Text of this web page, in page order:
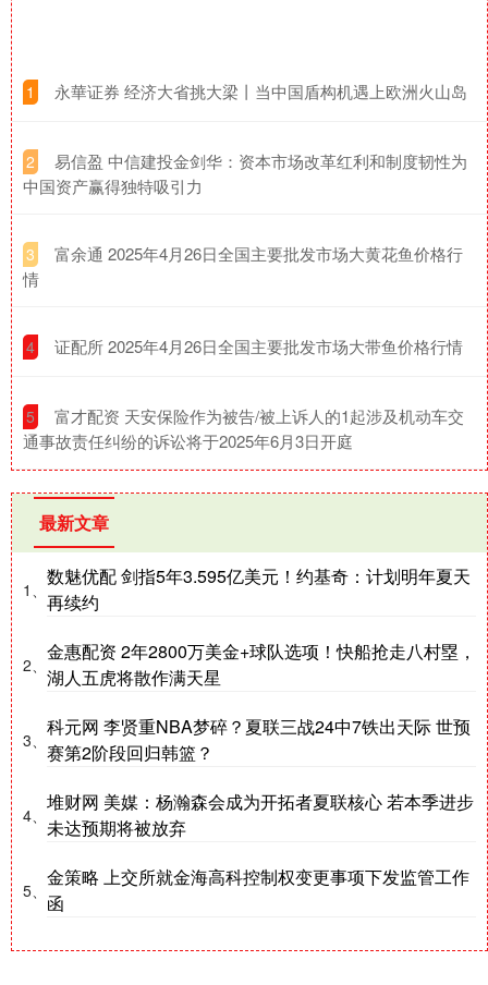
1 ​永華证券 经济大省挑大梁丨当中国盾构机遇上欧洲火山岛​
2
​易信盈 中信建投金剑华：资本市场改革红利和制度韧性为
中国资产赢得独特吸引力
3
​富余通 2025年4月26日全国主要批发市场大黄花鱼价格行
情
4 ​证配所 2025年4月26日全国主要批发市场大带鱼价格行情
5
​富才配资 天安保险作为被告/被上诉人的1起涉及机动车交
通事故责任纠纷的诉讼将于2025年6月3日开庭
最新文章
1、
数魅优配 剑指5年3.595亿美元！约基奇：计划明年夏天
再续约
2、
金惠配资 2年2800万美金+球队选项！快船抢走八村塁，
湖人五虎将散作满天星
3、
科元网 李贤重NBA梦碎？夏联三战24中7铁出天际 世预
赛第2阶段回归韩篮？
4、
堆财网 美媒：杨瀚森会成为开拓者夏联核心 若本季进步
未达预期将被放弃
5、
金策略 上交所就金海高科控制权变更事项下发监管工作
函